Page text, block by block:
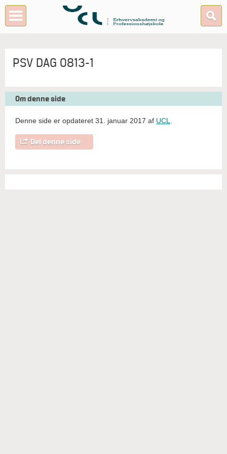
PSV DAG 0813-1
Om denne side
Denne side er opdateret 31. januar 2017 af UCL
Del denne side